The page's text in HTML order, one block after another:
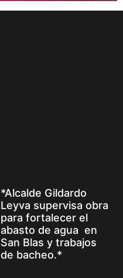
*Alcalde Gildardo
Leyva supervisa obra
para fortalecer el
abasto de agua en
San Blas y trabajos
de bacheo.*